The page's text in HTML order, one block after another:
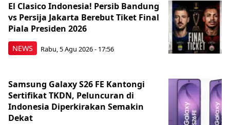
NEWS
El Clasico Indonesia! Persib Bandung
vs Persija Jakarta Berebut Tiket Final
Piala Presiden 2026
Rabu, 5 Agu 2026 - 17:56
Samsung Galaxy S26 FE Kantongi
Sertifikat TKDN, Peluncuran di
Indonesia Diperkirakan Semakin
Dekat